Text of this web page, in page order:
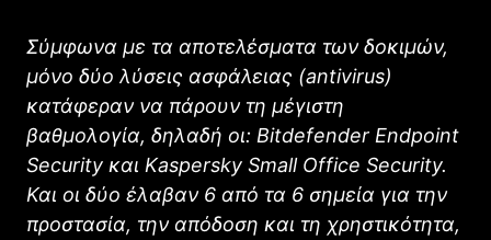
Σύμφωνα με τα αποτελέσματα των δοκιμών,
μόνο δύο λύσεις ασφάλειας (antivirus)
κατάφεραν να πάρουν τη μέγιστη
βαθμολογία, δηλαδή οι: Bitdefender Endpoint
Security και Kaspersky Small Office Security.
Και οι δύο έλαβαν 6 από τα 6 σημεία για την
προστασία, την απόδοση και τη χρηστικότητα,